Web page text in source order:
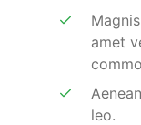
amet
leo.